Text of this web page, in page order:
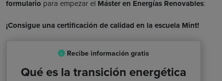
formulario para empezar el Máster en Energías Renovables:
¡Consigue una certificación de calidad en la escuela Mint!
Recibe información gratis
Qué es la transición energética